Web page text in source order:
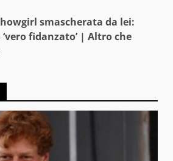
smascherata da lei:
fidanzato’ | Altro che